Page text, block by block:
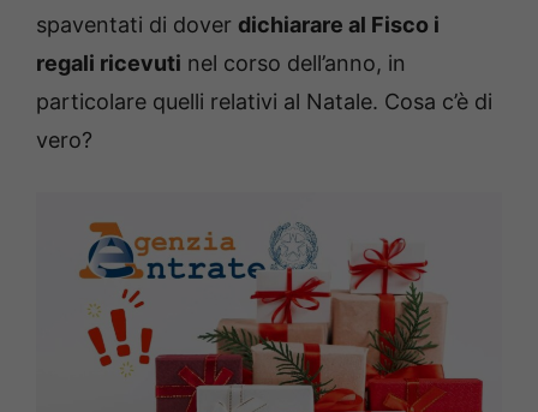
spaventati di dover dichiarare al Fisco i
regali ricevuti nel corso dell’anno, in
particolare quelli relativi al Natale. Cosa c’è di
vero?